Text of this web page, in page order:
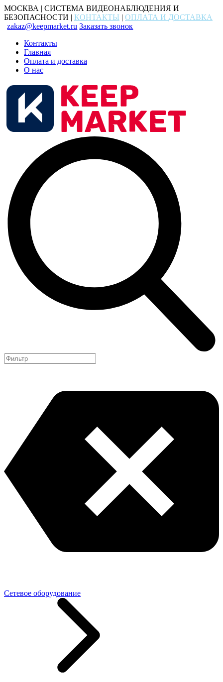
МОСКВА | СИСТЕМА ВИДЕОНАБЛЮДЕНИЯ И
БЕЗОПАСНОСТИ | КОНТАКТЫ | ОПЛАТА И ДОСТАВКА
zakaz@keepmarket.ru Заказать звонок
Контакты
Главная
Оплата и доставка
О нас
Сетевое оборудование